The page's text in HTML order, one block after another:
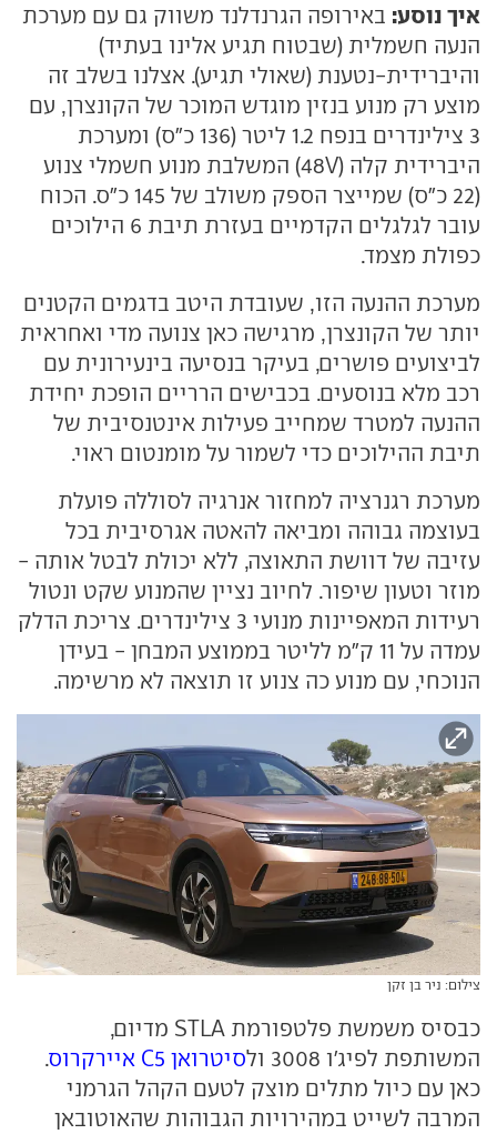
איך נוסע: באירופה הגרנדלנד משווק גם עם מערכת
הנעה חשמלית (שבטוח תגיע אלינו בעתיד)
והיברידית-נטענת (שאולי תגיע). אצלנו בשלב זה
מוצע רק מנוע בנזין מוגדש המוכר של הקונצרן, עם
3 צילינדרים בנפח 1.2 ליטר (136 כ"ס) ומערכת
היברידית קלה (48V) המשלבת מנוע חשמלי צנוע
(22 כ"ס) שמייצר הספק משולב של 145 כ"ס. הכוח
עובר לגלגלים הקדמיים בעזרת תיבת 6 הילוכים
כפולת מצמד.
מערכת ההנעה הזו, שעובדת היטב בדגמים הקטנים
יותר של הקונצרן, מרגישה כאן צנועה מדי ואחראית
לביצועים פושרים, בעיקר בנסיעה בינעירונית עם
רכב מלא בנוסעים. בכבישים הרריים הופכת יחידת
ההנעה למטרד שמחייב פעילות אינטנסיבית של
תיבת ההילוכים כדי לשמור על מומנטום ראוי.
מערכת רגנרציה למחזור אנרגיה לסוללה פועלת
בעוצמה גבוהה ומביאה להאטה אגרסיבית בכל
עזיבה של דוושת התאוצה, ללא יכולת לבטל אותה -
מוזר וטעון שיפור. לחיוב נציין שהמנוע שקט ונטול
רעידות המאפיינות מנועי 3 צילינדרים. צריכת הדלק
עמדה על 11 ק"מ לליטר בממוצע המבחן - בעידן
הנוכחי, עם מנוע כה צנוע זו תוצאה לא מרשימה.
צילום: ניר בן זקן
כבסיס משמשת פלטפורמת STLA מדיום,
המשותפת לפיג'ו 3008 ול
סיטרואן C5 איירקרוס
.
כאן עם כיול מתלים מוצק לטעם הקהל הגרמני
המרבה לשייט במהירויות הגבוהות שהאוטובאן